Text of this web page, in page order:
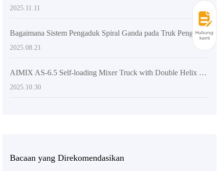
2025.11.11
Bagaimana Sistem Pengaduk Spiral Ganda pada Truk Pengaduk Beton Swakelola Meningkatkan Efisiensi Proyek Konstruksi Besar?
2025.08.21
AIMIX AS-6.5 Self-loading Mixer Truck with Double Helix Mixing System: In-depth Analysis of Structure and Performance
2025.10.30
Bacaan yang Direkomendasikan
Hubungi
kami